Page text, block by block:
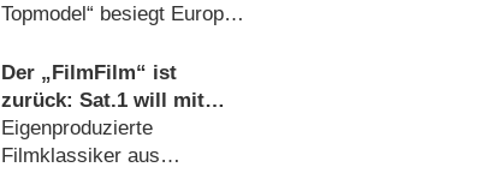
vorne
Topmodel“ besiegt Europa
(10.03.2023)
Der „FilmFilm“ ist
zurück: Sat.1 will mit
„Die Wanderhure“, „Die
Hebamme“ und Co.
Eigenproduzierte
Filmklassiker aus